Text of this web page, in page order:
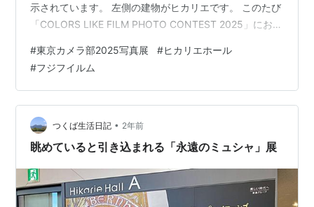
示されています。 左側の建物がヒカリエです。 このたび
「COLORS LIKE FILM PHOTO CONTEST 2025」におい
FUJIFILMさんの展示ブースです。私の写真は右下です。
東京カメラ部写真展2025は、入場無料で13日と14日は11
時から20時まで、最終日の15日は11時から18時30分とな
っています。広いホールの中に、約1,100作品が展示され
ています。ご都合つ…
#東京カメラ部2025写真展 #ヒカリエホール
#フジフイルム
つくば生活日記 • 2年前
眺めていると引き込まれる「永遠のミュシャ」展